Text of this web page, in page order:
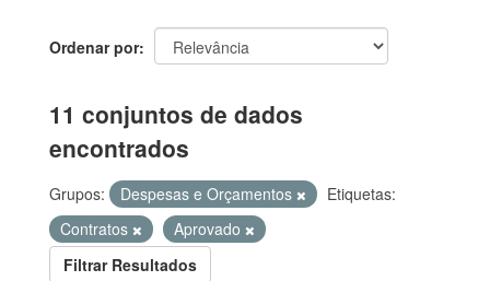
Ordenar por
11 conjuntos de dados
encontrados
Grupos: Despesas e Orçamentos
Etiquetas:
Contratos
Aprovado
Filtrar Resultados